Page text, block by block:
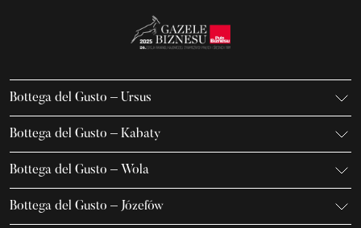
Bottega del Gusto – Ursus
K. Gierdziejewskiego 7
02-495 Warszawa
+48 666 736 899
Bottega del Gusto – Kabaty
Iwanowa-Szajnowicza 7/U1
02-796 Warszawa
+48 600 155 636
Bottega del Gusto – Wola
Jana Kazimierza 23/U5
01-248 Warszawa
Bottega del Gusto – Józefów